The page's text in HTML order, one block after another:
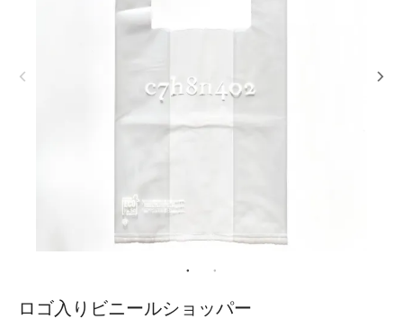
ロゴ入りビニールショッパー